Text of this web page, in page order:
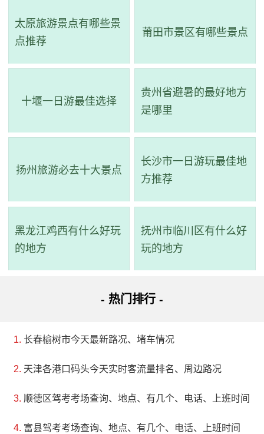
云南陆军讲武堂位于昆明翠湖西承华圃，建于1909年，
13米，并有宽大的操场。虽历经百年风雨，但老四合大院配
上四座走马转角楼显得古色古香。原系清朝光绪十四年在云
南设立的陆军将校讲习所，后更名为陆军讲武堂，具重要历
史意义，见证了中国近代军事教育、军事建设和现代化进程
中的重要时期，是中国近代史上的重要文物之一。
3、宜良汤池万福寺
地址：昆明市宜良县汤池医院
万福寺位于昆明宜良县涌金山，据说供奉着万尊佛像。
太原旅游景点有哪些景
点推荐
莆田市景区有哪些景点
十堰一日游最佳选择
贵州省避暑的最好地方
是哪里
扬州旅游必去十大景点
长沙市一日游玩最佳地
方推荐
黑龙江鸡西有什么好玩
的地方
抚州市临川区有什么好
玩的地方
- 热门排行 -
长春榆树市今天最新路况、堵车情况
天津各港口码头今天实时客流量排名、周边路况
顺德区驾考考场查询、地点、有几个、电话、上班时间
富县驾考考场查询、地点、有几个、电话、上班时间